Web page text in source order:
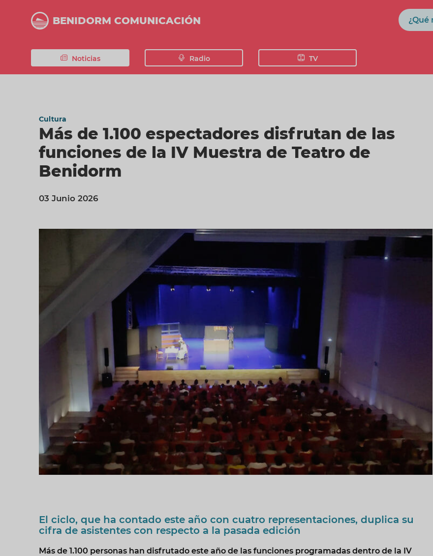
contenido
BENIDORM COMUNICACIÓN
Buscar
Noticias Radio TV
Cultura
Más de 1.100 espectadores disfrutan de las
funciones de la IV Muestra de Teatro de
Benidorm
03 Junio 2026
El ciclo, que ha contado este año con cuatro representaciones, duplica su
cifra de asistentes con respecto a la pasada edición
Más de 1.100 personas han disfrutado este año de las funciones programadas dentro de la IV